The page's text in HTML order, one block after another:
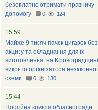
безоплатно отримати правничу
допомогу
0 124
15:59
Майже 9 тисяч пачок цигарок без
акцизу та обладнання для їх
виготовлення: на Кіровоградщині
викрито організатора незаконної
схеми
0 130
15:44
Постійна комісія обласної ради